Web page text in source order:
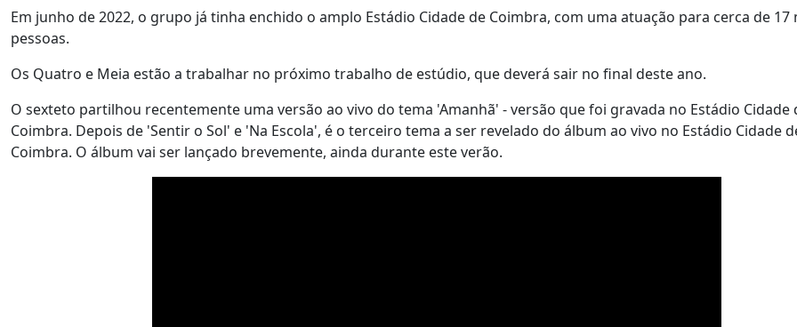
Em junho de 2022, o grupo já tinha enchido o amplo Estádio Cidade de Coimbra, com uma atuação para cerca de 17
pessoas.
Os Quatro e Meia estão a trabalhar no próximo trabalho de estúdio, que deverá sair no final deste ano.
O sexteto partilhou recentemente uma versão ao vivo do tema 'Amanhã' - versão que foi gravada no Estádio Cidade
Coimbra. Depois de 'Sentir o Sol' e 'Na Escola', é o terceiro tema a ser revelado do álbum ao vivo no Estádio Cidade
Coimbra. O álbum vai ser lançado brevemente, ainda durante este verão.